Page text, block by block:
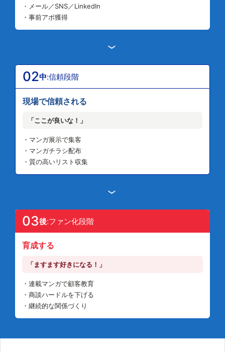
・メール／SNS／LinkedIn
・事前アポ獲得
›
02中:信頼段階
現場で信頼される
「ここが良いな！」
・マンガ展示で集客
・マンガチラシ配布
・質の高いリスト収集
›
03後:ファン化段階
育成する
「ますます好きになる！」
・連載マンガで顧客教育
・商談ハードルを下げる
・継続的な関係づくり